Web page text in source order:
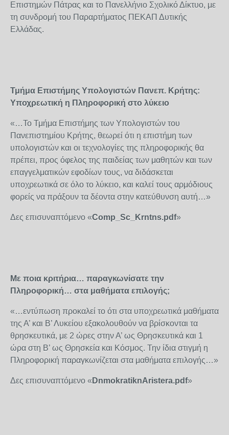
Επιστημών Πάτρας και το Πανελλήνιο Σχολικό Δίκτυο, με
τη συνδρομή του Παραρτήματος ΠΕΚΑΠ Δυτικής
Ελλάδας.
Τμήμα Επιστήμης Υπολογιστών Πανεπ. Κρήτης:
Υποχρεωτική η Πληροφορική στο λύκειο
«…Το Τμήμα Επιστήμης των Υπολογιστών του
Πανεπιστημίου Κρήτης, θεωρεί ότι η επιστήμη των
υπολογιστών και οι τεχνολογίες της πληροφορικής θα
πρέπει, προς όφελος της παιδείας των μαθητών και των
επαγγελματικών εφοδίων τους, να διδάσκεται
υποχρεωτικά σε όλο το λύκειο, και καλεί τους αρμόδιους
φορείς να πράξουν τα δέοντα στην κατεύθυνση αυτή…»
Δες επισυναπτόμενο «Comp Sc Krntns.pdf»
Με ποια κριτήρια… παραγκωνίσατε την
Πληροφορική… στα μαθήματα επιλογής;
«…εντύπωση προκαλεί το ότι στα υποχρεωτικά μαθήματα
της Α’ και Β’ Λυκείου εξακολουθούν να βρίσκονται τα
θρησκευτικά, με 2 ώρες στην Α’ ως Θρησκευτικά και 1
ώρα στη Β’ ως Θρησκεία και Κόσμος. Την ίδια στιγμή η
Πληροφορική παραγκωνίζεται στα μαθήματα επιλογής…»
Δες επισυναπτόμενο « DnmokratiknAristera.pdf»